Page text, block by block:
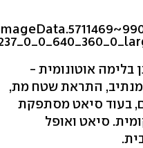
בלימה אוטונומית -
מנתיב, התראת שטח מת,
בעוד סיאט מסתפקת
סיאט ואופל